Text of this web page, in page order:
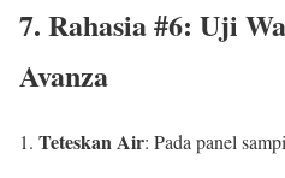
7. Rahasia #6: Uji
Avanza
Teteskan Air: Pada panel